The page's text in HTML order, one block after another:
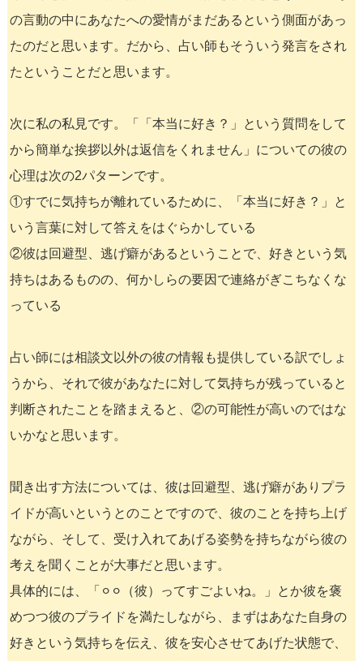
の言動の中にあなたへの愛情がまだあるという側面があっ
たのだと思います。だから、占い師もそういう発言をされ
たということだと思います。
次に私の私見です。「「本当に好き？」という質問をして
から簡単な挨拶以外は返信をくれません」についての彼の
心理は次の2パターンです。
①すでに気持ちが離れているために、「本当に好き？」と
いう言葉に対して答えをはぐらかしている
②彼は回避型、逃げ癖があるということで、好きという気
持ちはあるものの、何かしらの要因で連絡がぎこちなくな
っている
占い師には相談文以外の彼の情報も提供している訳でしょ
うから、それで彼があなたに対して気持ちが残っていると
判断されたことを踏まえると、②の可能性が高いのではな
いかなと思います。
聞き出す方法については、彼は回避型、逃げ癖がありプラ
イドが高いというとのことですので、彼のことを持ち上げ
ながら、そして、受け入れてあげる姿勢を持ちながら彼の
考えを聞くことが大事だと思います。
具体的には、「⚪︎⚪︎（彼）ってすごよいね。」とか彼を褒
めつつ彼のプライドを満たしながら、まずはあなた自身の
好きという気持ちを伝え、彼を安心させてあげた状態で、